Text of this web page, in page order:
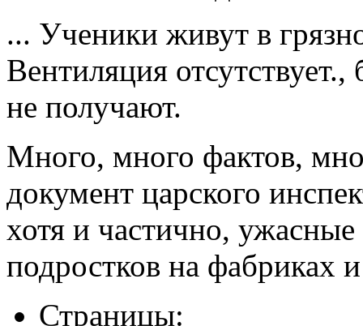
... Ученики живут в
Вентиляция
не получают.
Много, много фактов,
документ царского
хотя и частично,
подростков на фабриках
Страницы: